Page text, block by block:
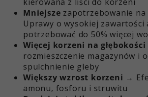
Mniejsze zapotrzebowanie
Uprawy o wysokiej zawartości
potrzebować do 50% więcej
Więcej korzeni na głębokości
rozmieszczenie magazynów i
spulchnienie gleby
Większy wzrost korzeni →
amonu, fosforu i struwitu